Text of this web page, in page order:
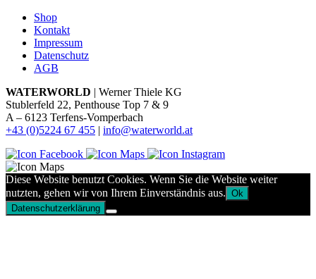
Shop
Kontakt
Impressum
Datenschutz
AGB
WATERWORLD | Werner Thiele KG
Stublerfeld 22, Penthouse Top 7 & 9
A – 6123 Terfens-Vomperbach
+43 (0)5224 67 455 | info@waterworld.at
Diese Website benutzt Cookies. Wenn Sie die Website weiter
nutzten, gehen wir von Ihrem Einverständnis aus. Ok
Datenschutzerklärung